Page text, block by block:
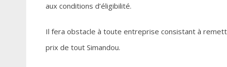
aux conditions d’éligibilité.
Il fera obstacle à toute entreprise consistant à
prix de tout Simandou.